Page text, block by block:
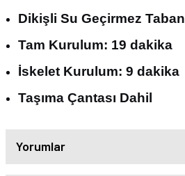
Dikişli Su Geçirmez Taban
Tam Kurulum: 19 dakika
İskelet Kurulum: 9 dakika
Taşıma Çantası Dahil
Yorumlar